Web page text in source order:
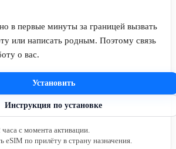
в первые минуты за границей вызвать
или написать родным. Поэтому связь
о вас.
Установить
Инструкция по установке
с момента активации.
eSIM по прилёту в страну назначения.